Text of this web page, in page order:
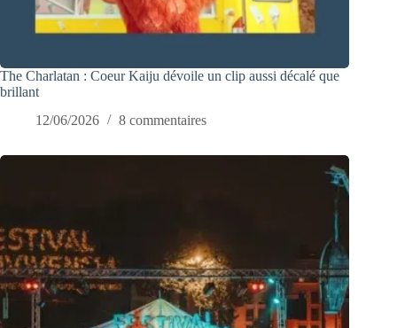
The Charlatan : Coeur Kaiju dévoile un clip aussi décalé que
brillant
12/06/2026
8 commentaires